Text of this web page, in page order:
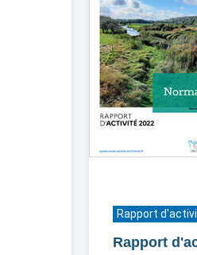
Rapport
Rapport